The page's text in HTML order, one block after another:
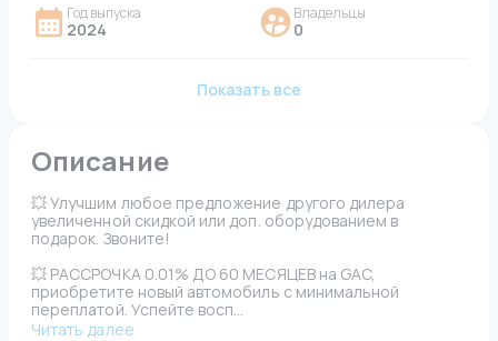
Год выпуска
2024
Владельцы
0
Показать все
Описание
💥 Улучшим любое предложение другого дилера
увеличенной скидкой или доп. оборудованием в
подарок. Звоните!
💥 РАССРОЧКА 0.01% ДО 60 МЕСЯЦЕВ на GAC,
приобретите новый автомобиль с минимальной
переплатой. Успейте восп...
Читать далее